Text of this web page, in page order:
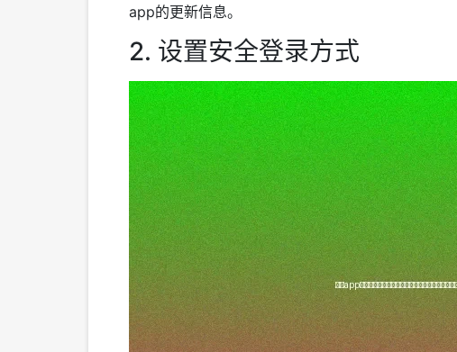
app的更新信息。
2. 设置安全登录方式